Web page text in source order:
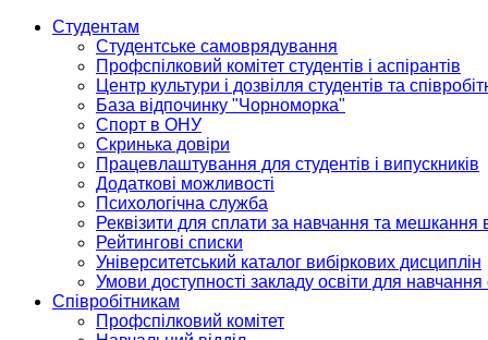
Студентам
Студентське самоврядування
Профспілковий комітет студентів і аспірантів
Центр культури і дозвілля студентів та
База відпочинку "Чорноморка"
Спорт в ОНУ
Скринька довіри
Працевлаштування для студентів і випускників
Додаткові можливості
Психологічна служба
Реквізити для сплати за навчання та мешкання
Рейтингові списки
Університетський каталог вибіркових дисциплін
Умови доступності закладу освіти для
Співробітникам
Профспілковий комітет